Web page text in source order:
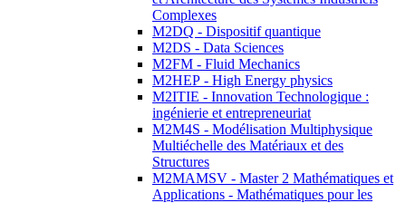
Complexes
M2DQ - Dispositif quantique
M2DS - Data Sciences
M2FM - Fluid Mechanics
M2HEP - High Energy physics
M2ITIE - Innovation Technologique :
ingénierie et entrepreneuriat
M2M4S - Modélisation Multiphysique
Multiéchelle des Matériaux et des
Structures
M2MAMSV - Master 2 Mathématiques et
Applications - Mathématiques pour les